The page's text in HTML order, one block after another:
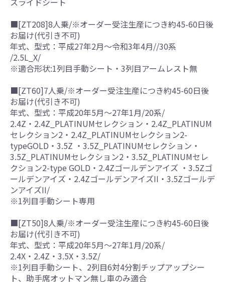
■[ZT208]8人乗/※オーダー受注生産につき約45-60日後
お届け(代引き不可)
年式、型式：平成27年2月～令和3年4月//30系
/2.5L_X/
※適合形状:1列目手動シート・3列目アームレスト無
■[ZT60]7人乗/※オーダー受注生産につき約45-60日後
お届け(代引き不可)
年式、型式：平成20年5月～27年1月/20系/
2.4Z・2.4Z_PLATINUMセレクション・2.4Z_PLATINUM
セレクション2・2.4Z_PLATINUMセレクション2-
typeGOLD・3.5Z ・3.5Z_PLATINUMセレクション・
3.5Z_PLATINUMセレクション2・3.5Z_PLATINUMセレ
クション2-type GOLD・2.4Zゴールデンアイズ ・3.5Zゴ
ールデンアイズ・2.4ZゴールデンアイズII・3.5Zゴールデ
ンアイズII/
※1列目手動シート専用
■[ZT50]8人乗/※オーダー受注生産につき約45-60日後
お届け(代引き不可)
年式、型式：平成20年5月～27年1月/20系/
2.4X・2.4Z・3.5X・3.5Z/
※1列目手動シート、2列目6対4分割チップアップシー
ト、助手席オットマン無し車のみ適合